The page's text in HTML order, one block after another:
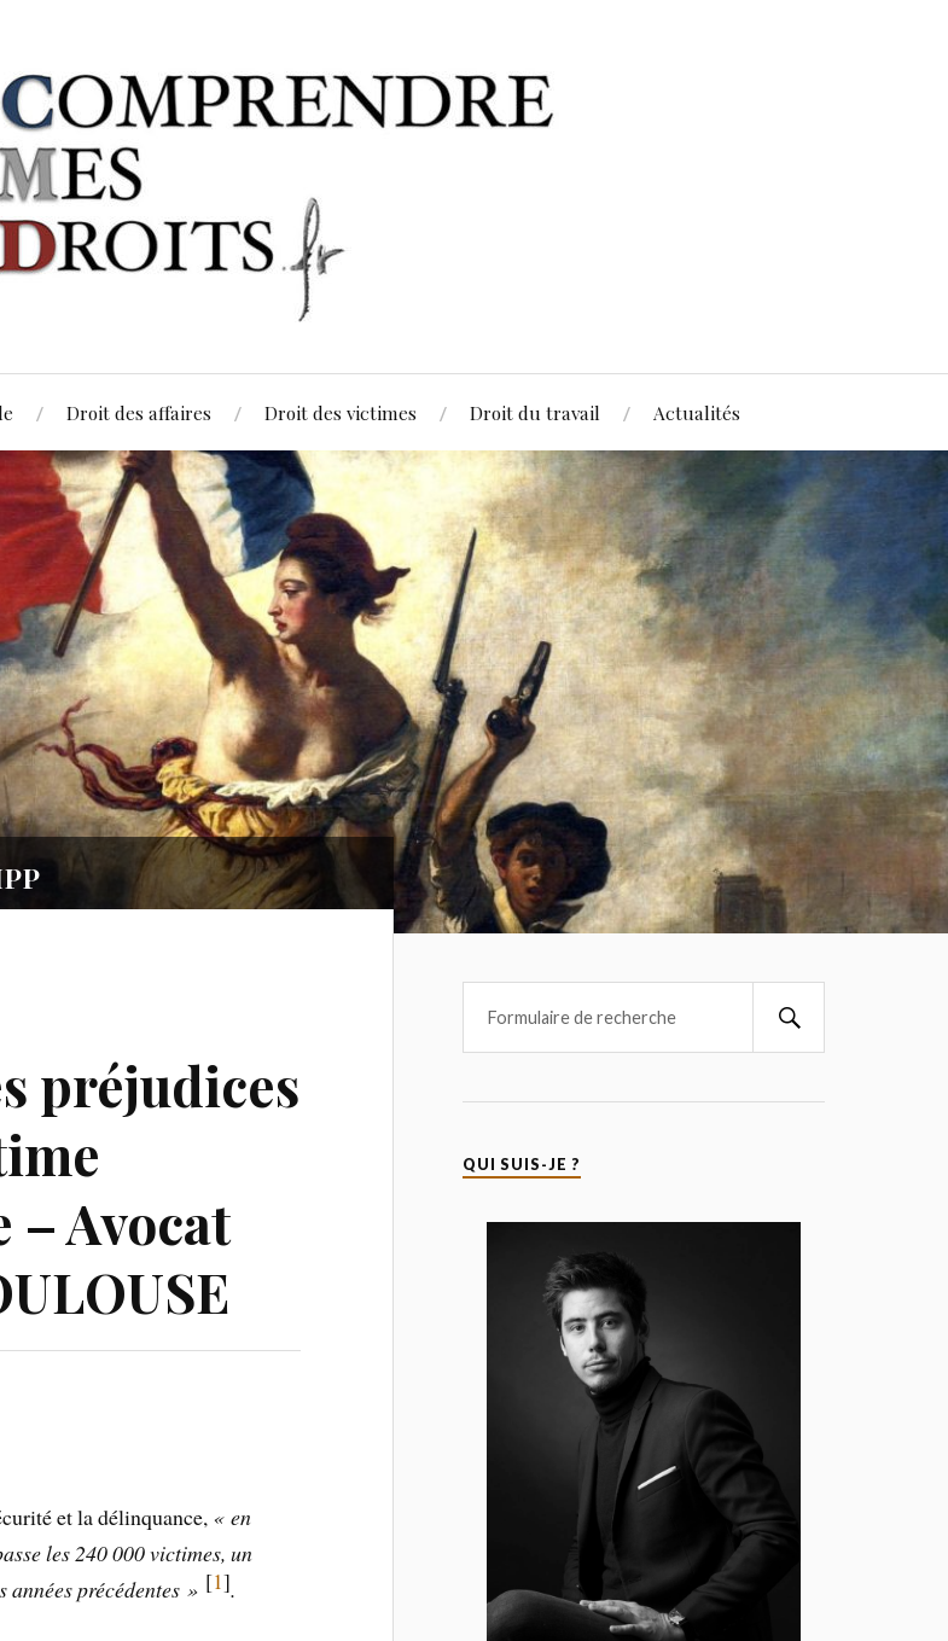
Droit des affaires Droit des victimes Droit du travail Actualités
préjudices
– Avocat
et la délinquance, « en
les 240 000 victimes, un
années précédentes » [1].
QUI SUIS-JE ?